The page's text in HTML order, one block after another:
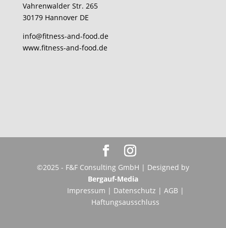
Vahrenwalder Str. 265
30179 Hannover DE
info@fitness-and-food.de
www.fitness-and-food.de
©2025 - F&F Consulting GmbH | Designed by
Bergauf-Media
Impressum | Datenschutz | AGB |
Haftungsausschluss